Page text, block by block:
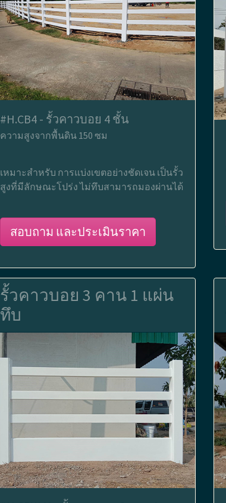
#H.CB4 - รั้วคาวบอย 4 ชั้น
ความสูงจากพื้นดิน 150 ซม
เหมาะสำหรับ การแบ่งเขตอย่างชัดเจน เป็นรั้ว
สูงที่มีลักษณะโปร่ง ไม่ทึบสามารถมองผ่านได้
สอบถาม และประเมินราคา
รั้วคาวบอย 3 คาน 1 แผ่น
ทึบ